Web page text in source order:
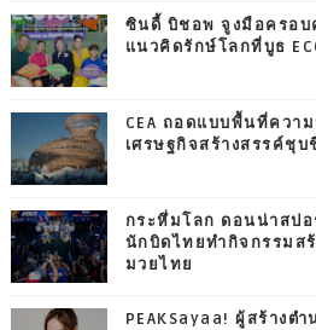
ซินดี้ บิชอพ จูงมือครอบ
แนวคิดรักษ์โลกที่บูธ
CEA ถอดแบบพื้นที่ควา
เศรษฐกิจสร้างสรรค์ชุ
กระหึ่มโลก ดอนน่าสป
นักบิดไทยทำกิจกรรมส
มวยไทย
PEAKSayaa! ผู้สร้างต